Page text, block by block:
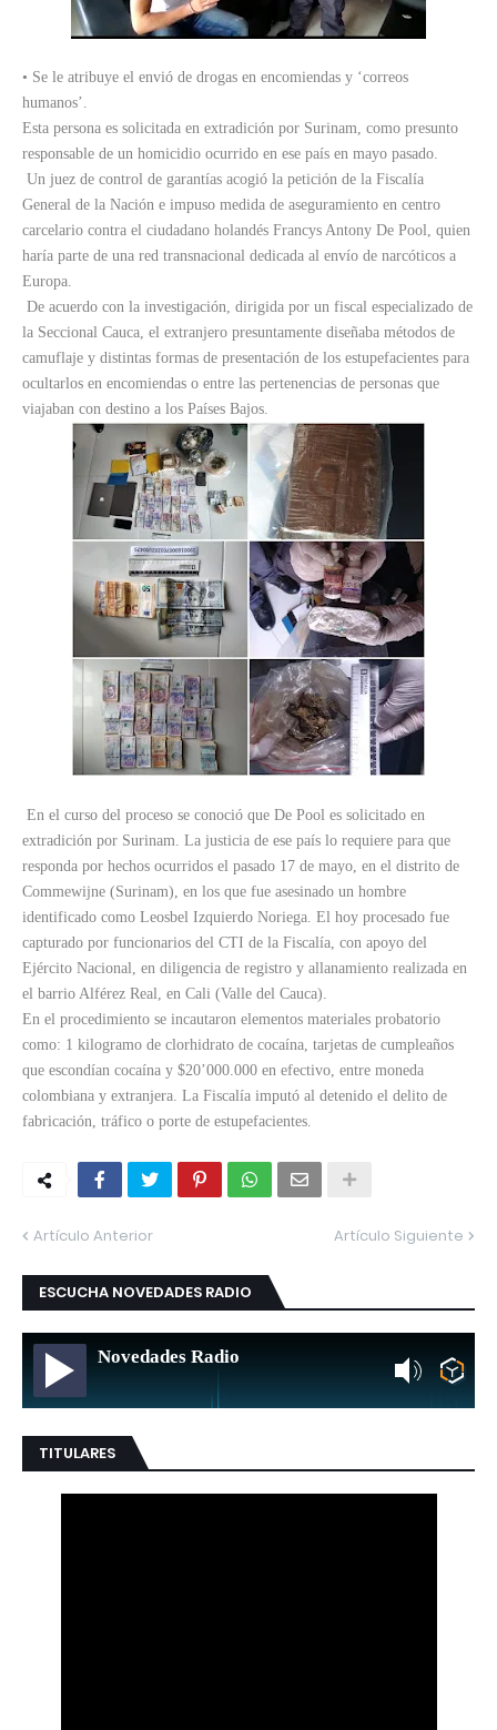
• Se le atribuye el envió de drogas en encomiendas y ‘correos
humanos’.
Esta persona es solicitada en extradición por Surinam, como presunto
responsable de un homicidio ocurrido en ese país en mayo pasado.
Un juez de control de garantías acogió la petición de la Fiscalía
General de la Nación e impuso medida de aseguramiento en centro
carcelario contra el ciudadano holandés Francys Antony De Pool, quien
haría parte de una red transnacional dedicada al envío de narcóticos a
Europa.
De acuerdo con la investigación, dirigida por un fiscal especializado de
la Seccional Cauca, el extranjero presuntamente diseñaba métodos de
camuflaje y distintas formas de presentación de los estupefacientes para
ocultarlos en encomiendas o entre las pertenencias de personas que
viajaban con destino a los Países Bajos.
En el curso del proceso se conoció que De Pool es solicitado en
extradición por Surinam. La justicia de ese país lo requiere para que
responda por hechos ocurridos el pasado 17 de mayo, en el distrito de
Commewijne (Surinam), en los que fue asesinado un hombre
identificado como Leosbel Izquierdo Noriega. El hoy procesado fue
capturado por funcionarios del CTI de la Fiscalía, con apoyo del
Ejército Nacional, en diligencia de registro y allanamiento realizada en
el barrio Alférez Real, en Cali (Valle del Cauca).
En el procedimiento se incautaron elementos materiales probatorio
como: 1 kilogramo de clorhidrato de cocaína, tarjetas de cumpleaños
que escondían cocaína y $20’000.000 en efectivo, entre moneda
colombiana y extranjera. La Fiscalía imputó al detenido el delito de
fabricación, tráfico o porte de estupefacientes.
Artículo Anterior Artículo Siguiente
ESCUCHA NOVEDADES RADIO
Novedades Radio
TITULARES